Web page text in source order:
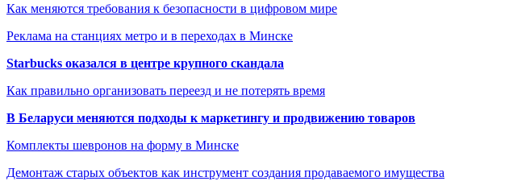
Как меняются требования к безопасности в цифровом мире
Реклама на станциях метро и в переходах в Минске
Starbucks оказался в центре крупного скандала
Как правильно организовать переезд и не потерять время
В Беларуси меняются подходы к маркетингу и продвижению товаров
Комплекты шевронов на форму в Минске
Демонтаж старых объектов как инструмент создания продаваемого имущества